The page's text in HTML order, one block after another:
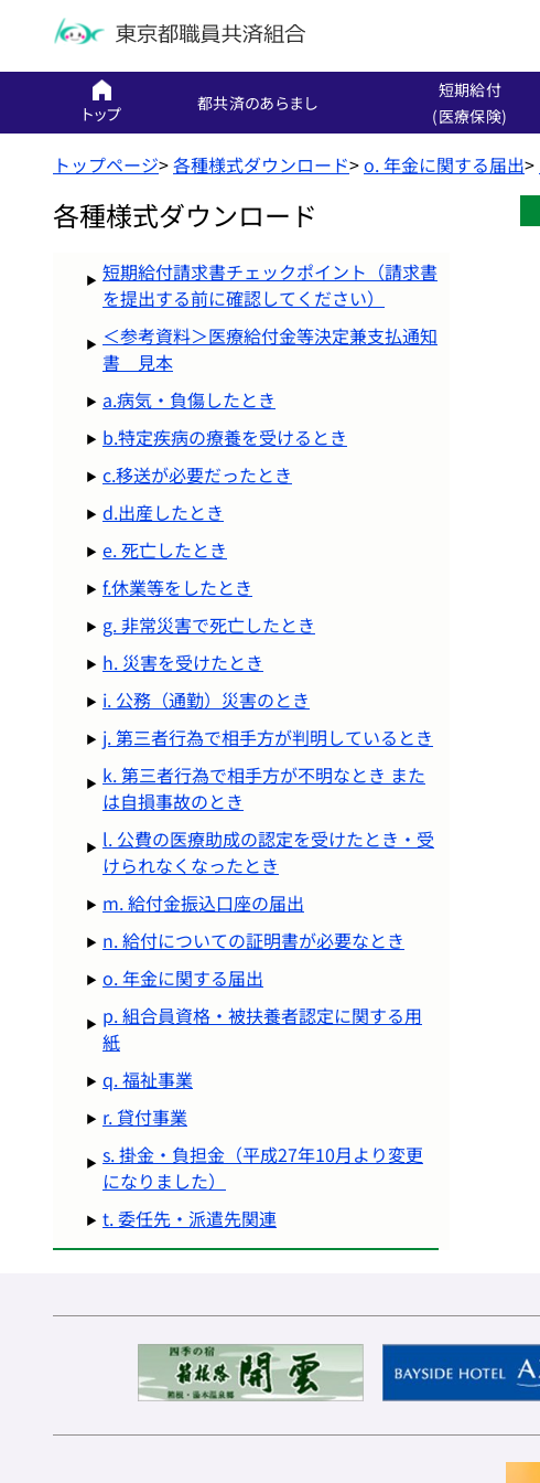
トップ 都共済のあらまし
短期給付
(医療保険)
トップページ>各種様式ダウンロード>o. 年金に関する届出>
各種様式ダウンロード
短期給付請求書チェックポイント（請求書
を提出する前に確認してください）
＜参考資料＞医療給付金等決定兼支払通知
書 見本
a.病気・負傷したとき
b.特定疾病の療養を受けるとき
c.移送が必要だったとき
d.出産したとき
e. 死亡したとき
f.休業等をしたとき
g. 非常災害で死亡したとき
h. 災害を受けたとき
i. 公務（通勤）災害のとき
j. 第三者行為で相手方が判明しているとき
k. 第三者行為で相手方が不明なとき また
は自損事故のとき
l. 公費の医療助成の認定を受けたとき・受
けられなくなったとき
m. 給付金振込口座の届出
n. 給付についての証明書が必要なとき
o. 年金に関する届出
p. 組合員資格・被扶養者認定に関する用
紙
q. 福祉事業
r. 貸付事業
s. 掛金・負担金（平成27年10月より変更
になりました）
t. 委任先・派遣先関連